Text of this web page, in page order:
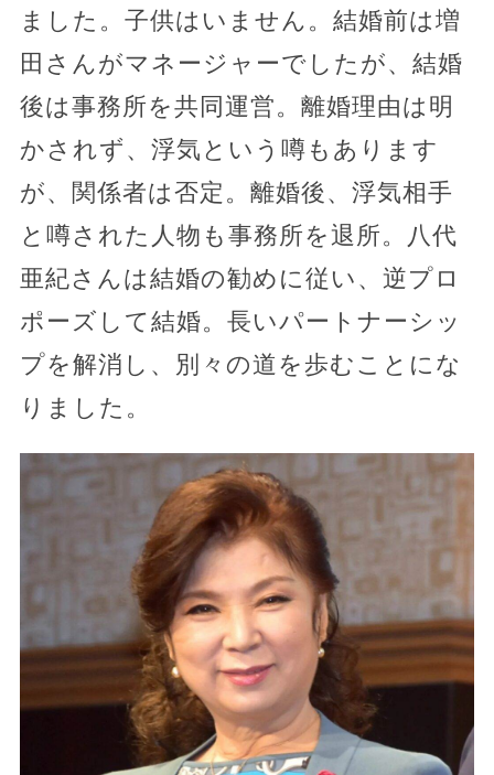
ました。子供はいません。結婚前は増
田さんがマネージャーでしたが、結婚
後は事務所を共同運営。離婚理由は明
かされず、浮気という噂もあります
が、関係者は否定。離婚後、浮気相手
と噂された人物も事務所を退所。八代
亜紀さんは結婚の勧めに従い、逆プロ
ポーズして結婚。長いパートナーシッ
プを解消し、別々の道を歩むことにな
りました。